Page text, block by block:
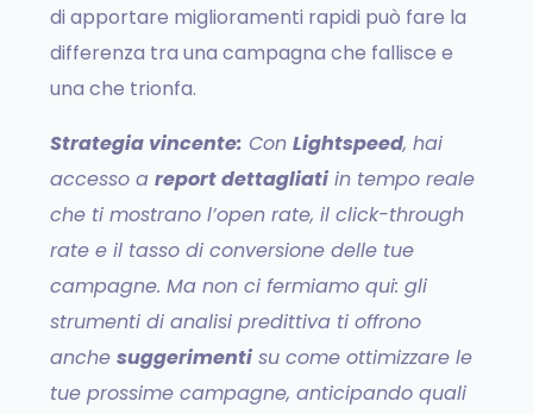
di apportare miglioramenti rapidi può fare la
differenza tra una campagna che fallisce e
una che trionfa.
Strategia vincente: ConLightspeed, hai
accesso areport dettagliati in tempo reale
che ti mostrano l’open rate, il click-through
rate e il tasso di conversione delle tue
campagne. Ma non ci fermiamo qui: gli
strumenti di analisi predittiva ti offrono
anchesuggerimenti su come ottimizzare le
tue prossime campagne, anticipando quali